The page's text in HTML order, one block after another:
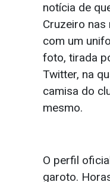
notícia de
Cruzeiro
com um
foto, tirada
Twitter, na
camisa do
mesmo.
O perfil
garoto.